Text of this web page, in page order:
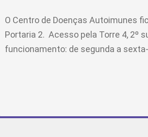
O Centro de Doenças Autoimunes
Portaria 2. Acesso pela Torre 4, 2º
funcionamento: de segunda a